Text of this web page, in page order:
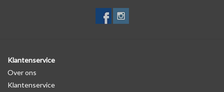
Klantenservice
Over ons
Klantenservice